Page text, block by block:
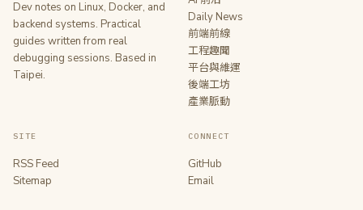
Dev notes on Linux, Docker, and
backend systems. Practical
guides written from real
debugging sessions. Based in
Taipei.
Daily News
前端前線
工程趣聞
平台與維運
後端工坊
產業脈動
SITE
RSS Feed
Sitemap
CONNECT
GitHub
Email